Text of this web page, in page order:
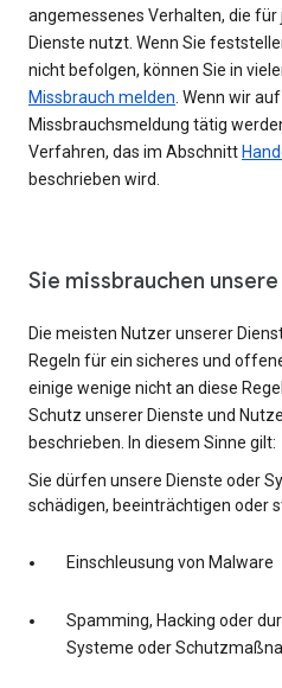
angemessenes Verhalten, die für
Dienste nutzt. Wenn Sie
nicht befolgen, können Sie in
Missbrauch melden. Wenn wir
Missbrauchsmeldung tätig
Verfahren, das im Abschnitt
beschrieben wird.
Sie missbrauchen
Die meisten Nutzer unserer
Regeln für ein sicheres und
einige wenige nicht an diese
Schutz unserer Dienste und
beschrieben. In diesem Sinne gilt:
Sie dürfen unsere Dienste oder
schädigen, beeinträchtigen oder
Einschleusung von Malware
Spamming, Hacking oder
Systeme oder